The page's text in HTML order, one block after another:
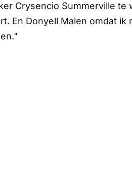
Crysencio Summerville te
En Donyell Malen omdat